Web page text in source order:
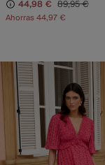
44,98 € 89,95 €
Ahorras44,97 €